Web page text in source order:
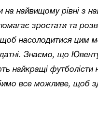
на найвищому рівні з
зростати та
щоб насолодитися цим
Знаємо, що
найкращі футболісти
все можливе, щоб